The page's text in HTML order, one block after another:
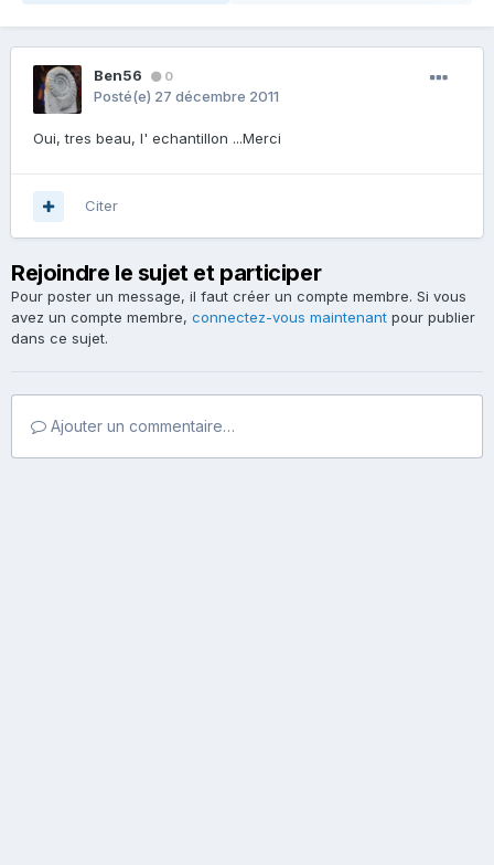
Ben56 0
Posté(e) 27 décembre 2011
Oui, tres beau, l' echantillon ...Merci
Citer
Rejoindre le sujet et participer
Pour poster un message, il faut créer un compte membre. Si vous
avez un compte membre, connectez-vous maintenant pour publier
dans ce sujet.
Ajouter un commentaire…